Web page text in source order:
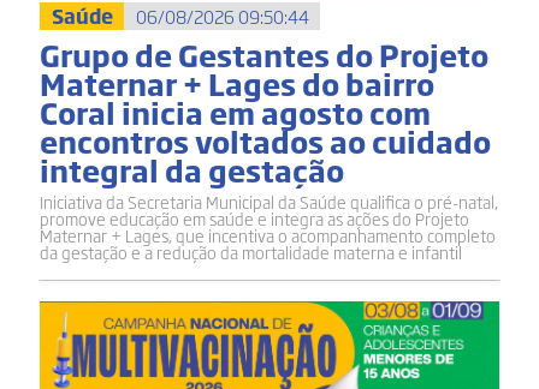
Saúde 06/08/2026 09:50:44
Grupo de Gestantes do Projeto
Maternar + Lages do bairro
Coral inicia em agosto com
encontros voltados ao cuidado
integral da gestação
Iniciativa da Secretaria Municipal da Saúde qualifica o pré-natal,
promove educação em saúde e integra as ações do Projeto
Maternar + Lages, que incentiva o acompanhamento completo
da gestação e a redução da mortalidade materna e infantil